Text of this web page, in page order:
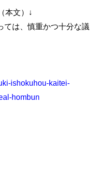
本文）↓
は、慎重かつ十分な議
ishokuhou-kaitei-
hombun